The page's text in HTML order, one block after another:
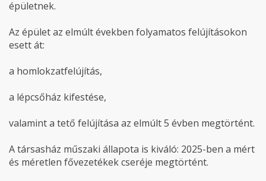
épületnek.
Az épület az elmúlt években folyamatos felújításokon
esett át:
a homlokzatfelújítás,
a lépcsőház kifestése,
valamint a tető felújítása az elmúlt 5 évben megtörtént.
A társasház műszaki állapota is kiváló: 2025-ben a mért
és méretlen fővezetékek cseréje megtörtént.